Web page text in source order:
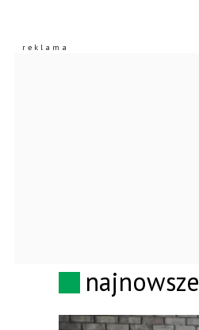
najnowsze